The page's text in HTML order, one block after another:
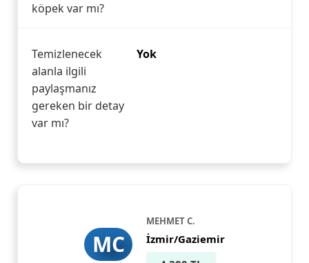
köpek var mı?
Temizlenecek
alanla ilgili
paylaşmanız
gereken bir detay
var mı?
Yok
MC
MEHMET C.
İzmir/Gaziemir